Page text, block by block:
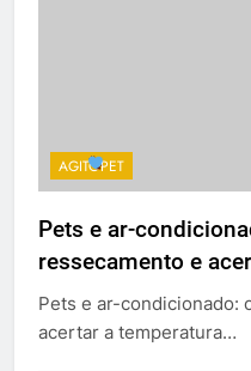
AGITOPET
Pets e ar-
ressecamento e
Pets e ar-condicionado:
acertar a temperatura…